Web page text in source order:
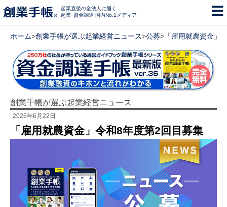
起業直後の全法人に届く
起業･資金調達 国内No.1メディア
ホーム>創業手帳が選ぶ起業経営ニュース>公募> 「雇用就農資金」
創業手帳が選ぶ起業経営ニュース
2026年6月22日
「雇用就農資金」令和8年度第2回目募集